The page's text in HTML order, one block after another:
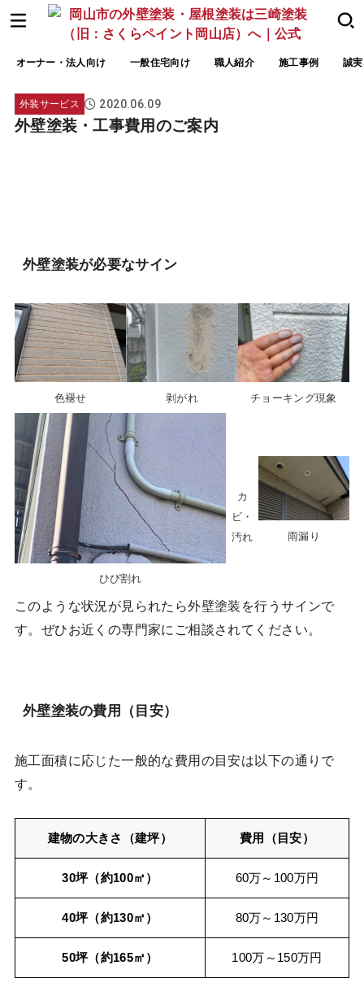
オーナー・法人向け 一般住宅向け 職人紹介 施工事例 誠
外装サービス 2020.06.09
外壁塗装・工事費用のご案内
外壁塗装が必要なサイン
色褪せ 剥がれ チョーキング現象
ひび割れ
カ
ビ・
汚れ
雨漏り
このような状況が見られたら外壁塗装を行うサインで
す。ぜひお近くの専門家にご相談されてください。
外壁塗装の費用（目安）
施工面積に応じた一般的な費用の目安は以下の通りで
す。
建物の大きさ（建坪） 費用（目安）
30坪（約100㎡） 60万～100万円
40坪（約130㎡） 80万～130万円
50坪（約165㎡） 100万～150万円